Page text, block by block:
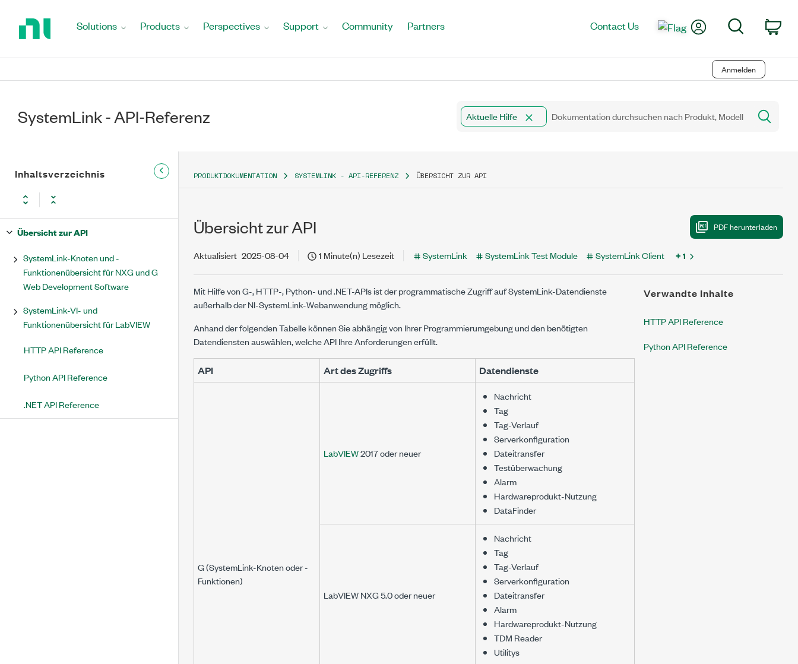
Solutions Products Perspectives Support Community Partners Contact Us My AccountSearch
Anmelden
SystemLink - API-Referenz Aktuelle Hilfe
Inhaltsverzeichnis
Übersicht zur API
SystemLink-Knoten und -
Funktionenübersicht für NXG und G
Web Development Software
SystemLink-VI- und
Funktionenübersicht für LabVIEW
HTTP API Reference
Python API Reference
.NET API Reference
PRODUKTDOKUMENTATION SYSTEMLINK - API-REFERENZ ÜBERSICHT ZUR API
Übersicht zur API
Aktualisiert 2025-08-04 1 Minute(n) Lesezeit SystemLink SystemLink Test Module SystemLink Client + 1
Mit Hilfe von G-, HTTP-, Python- und .NET-APIs ist der programmatische Zugriff auf SystemLink-Datendienste
außerhalb der NI-SystemLink-Webanwendung möglich.
Anhand der folgenden Tabelle können Sie abhängig von Ihrer Programmierumgebung und den benötigten
Datendiensten auswählen, welche API Ihre Anforderungen erfüllt.
API Art des Zugriffs Datendienste
G (SystemLink-Knoten oder -
Funktionen)
LabVIEW2017 oder neuer
Nachricht
Tag
Tag-Verlauf
Serverkonfiguration
Dateitransfer
Testüberwachung
Alarm
Hardwareprodukt-Nutzung
DataFinder
LabVIEW NXG 5.0 oder neuer
Nachricht
Tag
Tag-Verlauf
Serverkonfiguration
Dateitransfer
Alarm
Hardwareprodukt-Nutzung
TDM Reader
Utilitys
Verwandte Inhalte
HTTP API Reference
Python API Reference